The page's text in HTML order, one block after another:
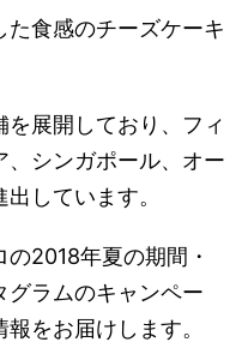
食感のチーズケーキ
展開しており、フィ
、シンガポール、オー
しています。
2018年夏の期間・
グラムのキャンペー
をお届けします。